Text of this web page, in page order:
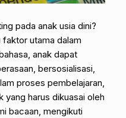
pada anak usia dini?
faktor utama dalam
anak dapat
bersosialisasi,
proses pembelajaran,
yang harus dikuasai oleh
bacaan, mengikuti